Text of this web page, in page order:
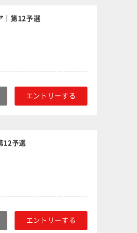
｜第12予選
エントリーする
12予選
エントリーする